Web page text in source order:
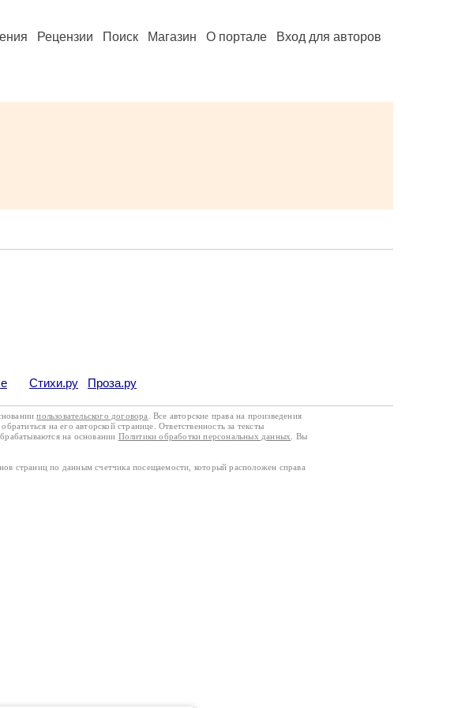
Рецензии Поиск Магазин О портале Вход для авторов
Стихи.ру Проза.ру
пользовательского договора
. Все авторские права на произведения
на его авторской странице. Ответственность за тексты
на основании Политики обработки персональных данных
. Вы
страниц по данным счетчика посещаемости, который расположен справа